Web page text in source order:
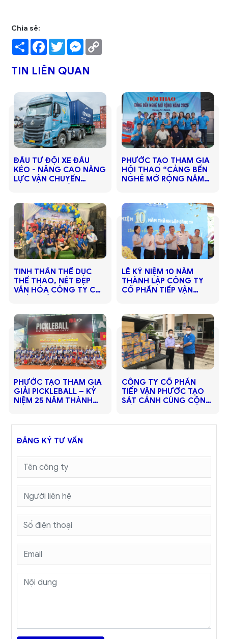
Chia sẻ:
Share Facebook
TwitterMessenger
TIN LIÊN QUAN
ĐẦU TƯ ĐỘI XE ĐẦU
KÉO - NÂNG CAO NĂNG
LỰC VẬN CHUYỂN
PHƯỚC TẠO THAM GIA
HỘI THAO “CẢNG BẾN
NGHÉ MỞ RỘNG NĂM
TINH THẦN THỂ DỤC
THỂ THAO, NÉT ĐẸP
VĂN HÓA CÔNG TY CỔ
LỄ KỶ NIỆM 10 NĂM
THÀNH LẬP CÔNG TY
CỔ PHẦN TIẾP VẬN
PHƯỚC TẠO THAM GIA
GIẢI PICKLEBALL – KỶ
NIỆM 25 NĂM THÀNH
​​​​​​​CÔNG TY CỔ PHẦN
TIẾP VẬN PHƯỚC TẠO
SÁT CÁNH CÙNG CỘNG
ĐĂNG KÝ TƯ VẤN